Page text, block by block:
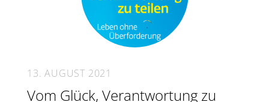
13. AUGUST 2021
Vom Glück, Verantwortung zu